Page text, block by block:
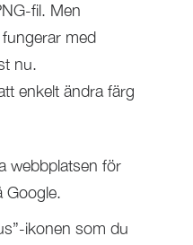
fil. Men
med
nu.
enkelt ändra färg
webbplatsen för
Google.
ikonen som du